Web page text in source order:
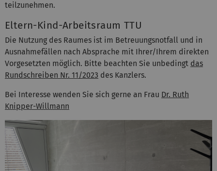
teilzunehmen.
Eltern-Kind-Arbeitsraum TTU
Die Nutzung des Raumes ist im Betreuungsnotfall und in
Ausnahmefällen nach Absprache mit Ihrer/Ihrem direkten
Vorgesetzten möglich. Bitte beachten Sie unbedingt das
Rundschreiben Nr. 11/2023 des Kanzlers.
Bei Interesse wenden Sie sich gerne an Frau Dr. Ruth
Knipper-Willmann